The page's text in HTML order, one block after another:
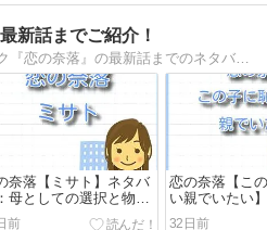
新話までご紹介！
今井大輔さんの女性コミック『恋の奈落』の最新話までのネタバレをご紹介。甘いロマンスから始まり、予期せぬ絶望へと突き落とされる展開が特徴の人気マンガ。第1話から最新話までのあらすじ＆ネタバレを詳しくお届けします
奈落【ミサト】ネタバ
母としての選択と物語
地点
前
恋の奈落【こ
い親でいたい
トが見せた母
32日前